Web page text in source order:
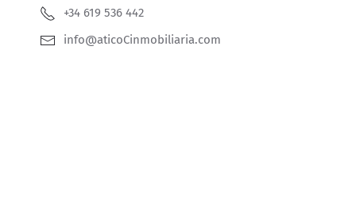
+34 619 536 442
info@aticoCinmobiliaria.com